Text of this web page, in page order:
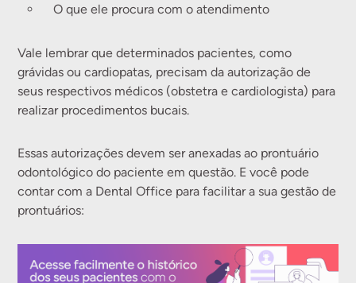
O que ele procura com o atendimento
Vale lembrar que determinados pacientes, como
grávidas ou cardiopatas, precisam da autorização de
seus respectivos médicos (obstetra e cardiologista) para
realizar procedimentos bucais.
Essas autorizações devem ser anexadas ao prontuário
odontológico do paciente em questão. E você pode
contar com a Dental Office para facilitar a sua gestão de
prontuários: